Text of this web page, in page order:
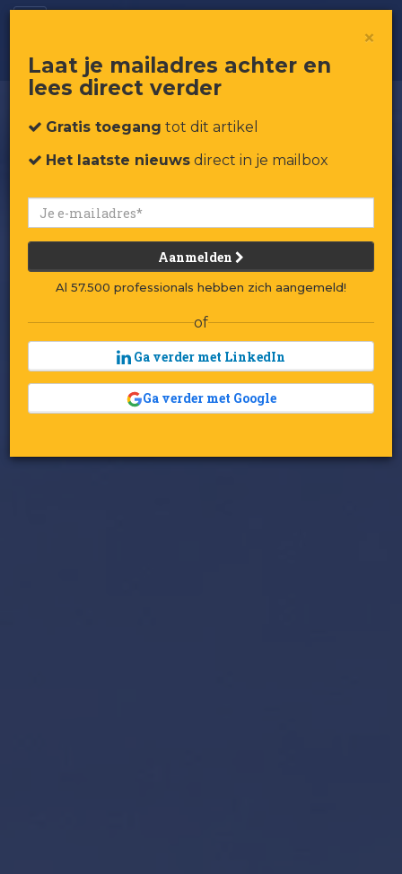
×
Laat je mailadres achter en
lees direct verder
Gratis toegang tot dit artikel
Het laatste nieuws direct in je mailbox
Aanmelden
Al 57.500 professionals hebben zich aangemeld!
of
Ga verder met LinkedIn
Ga verder met Google